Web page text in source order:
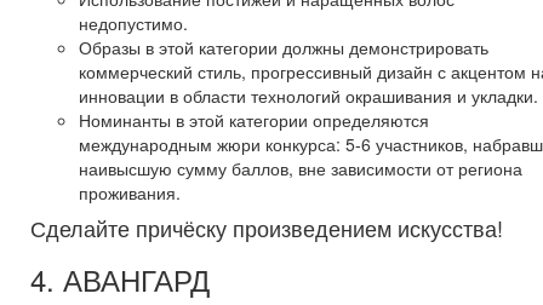
недопустимо.
Образы в этой категории должны демонстрировать
коммерческий стиль, прогрессивный дизайн с акцентом
инновации в области технологий окрашивания и укладки.
Номинанты в этой категории определяются
международным жюри конкурса: 5-6 участников,
наивысшую сумму баллов, вне зависимости от региона
проживания.
Сделайте причёску произведением искусства!
4. АВАНГАРД